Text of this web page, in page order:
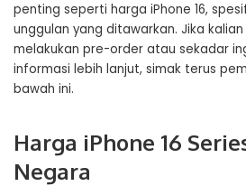
penting seperti harga iPhone 16,
unggulan yang ditawarkan. Jika
melakukan pre-order atau sekadar
informasi lebih lanjut, simak terus
bawah ini.
Harga iPhone 16
Negara